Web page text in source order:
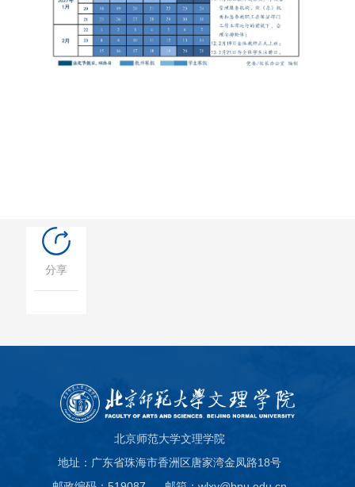
分享
北京师范大学文理学院
地址：广东省珠海市香洲区唐家湾金凤路18号